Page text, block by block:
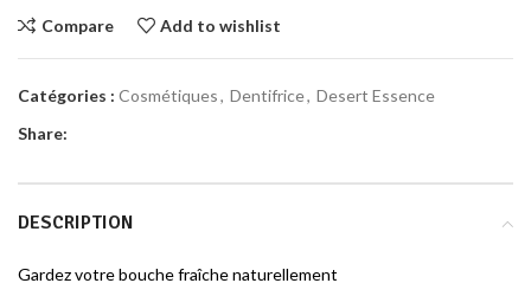
Compare Add to wishlist
Catégories : Cosmétiques, Dentifrice, Desert Essence
Share:
DESCRIPTION
Gardez votre bouche fraîche naturellement